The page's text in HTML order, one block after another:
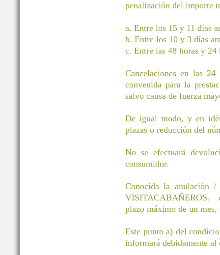
penalización del importe
a. Entre los 15 y 11 días
b. Entre los 10 y 3 días
c. Entre las 48 horas y
Cancelaciones en las
convenida para la
salvo causa de fuerza
De igual modo, y en
plazas o reducción del
No se efectuará
consumidor.
Conocida la anulación
VISITACABAÑEROS.
plazo máximo de un
Este punto a) del
informará debidamente